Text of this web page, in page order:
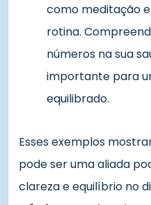
como meditação
rotina.
números na sua
importante para
equilibrado.
Esses exemplos
pode ser uma aliada
clareza e equilíbrio no